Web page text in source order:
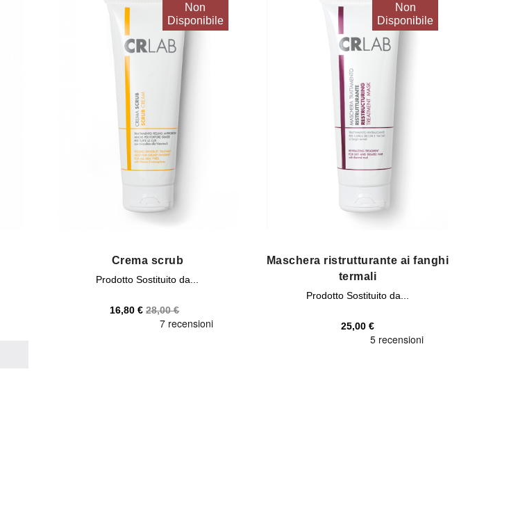
Non
Disponibile
Crema scrub
Prodotto Sostituito da...
16,80 € 28,00 €
Non
Disponibile
Maschera ristrutturante ai fanghi
termali
Prodotto Sostituito da...
25,00 €